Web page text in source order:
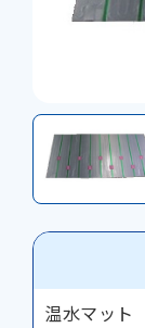
温水マット